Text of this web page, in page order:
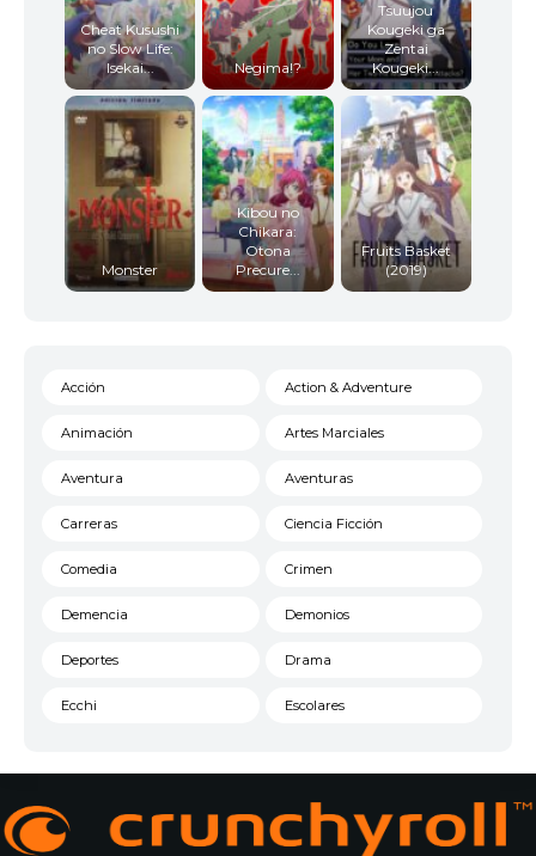
Cheat Kusushi
no Slow Life:
Isekai...
Negima!?
Tsuujou
Kougeki ga
Zentai
Kougeki...
Monster
Kibou no
Chikara:
Otona
Precure...
Fruits Basket
(2019)
Acción Action & Adventure
Animación Artes Marciales
Aventura Aventuras
Carreras Ciencia Ficción
Comedia Crimen
Demencia Demonios
Deportes Drama
Ecchi Escolares
Historico Infantil